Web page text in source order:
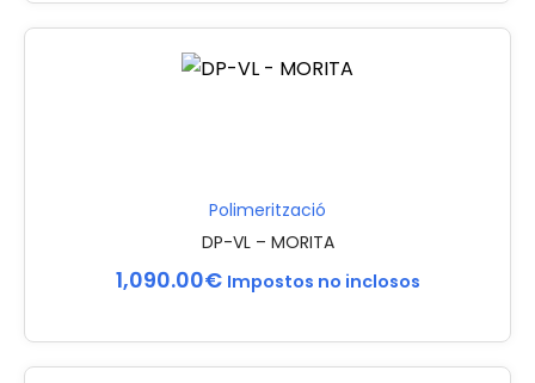
Polimerització
DP-VL – MORITA
1,090.00€ Impostos no inclosos